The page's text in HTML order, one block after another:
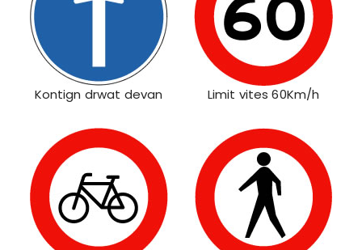
Kontign drwat devan Limit vites 60Km/h